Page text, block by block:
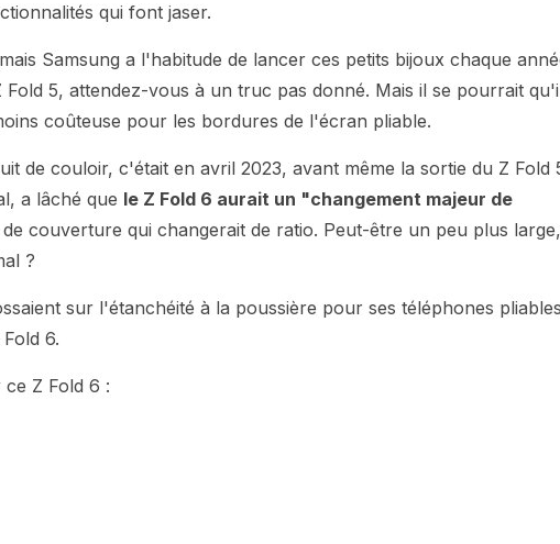
qui font jaser.
Samsung a l'habitude de lancer ces petits bijoux chaque
5, attendez-vous à un truc pas donné. Mais il se pourrait
coûteuse pour les bordures de l'écran pliable.
de couloir, c'était en avril 2023, avant même la sortie du Z Fold
a lâché que le Z Fold 6 aurait un "changement majeur de
couverture qui changerait de ratio. Peut-être un peu plus large,
?
sur l'étanchéité à la poussière pour ses téléphones
6.
Z Fold 6 :